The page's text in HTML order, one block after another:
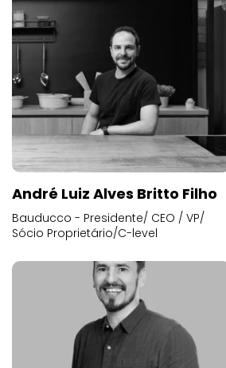
André Luiz Alves Britto Filho
Bauducco - Presidente/ CEO / VP/
Sócio Proprietário/C-level